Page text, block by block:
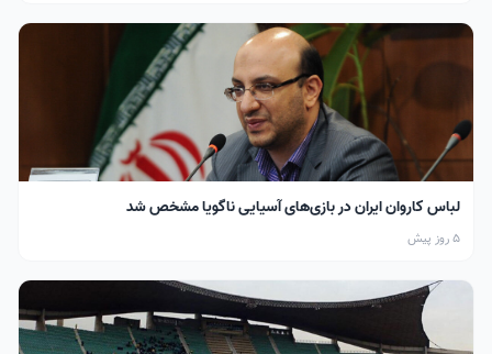
لباس کاروان ایران در بازی‌های آسیایی ناگویا مشخص شد
5 روز پیش